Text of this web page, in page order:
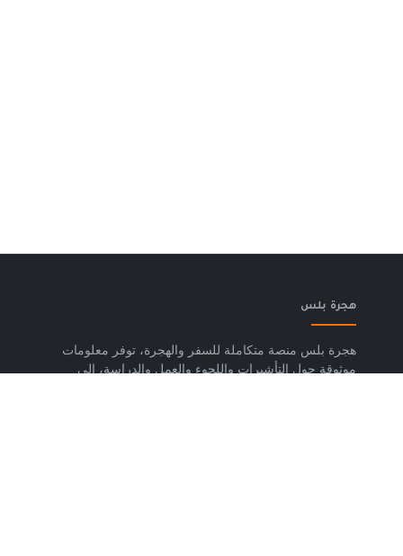
هجرة بلس
هجرة بلس منصة متكاملة للسفر والهجرة، توفر معلومات
موثوقة حول التأشيرات واللجوء والعمل والدراسة، إلى